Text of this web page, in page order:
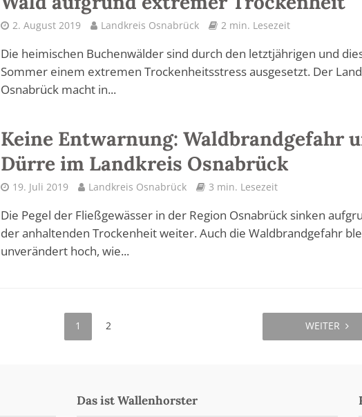
2. August 2019 Landkreis Osnabrück 2 min. Lesezeit
Die heimischen Buchenwälder sind durch den letztjährigen und
Sommer einem extremen Trockenheitsstress ausgesetzt. Der
Osnabrück macht in...
Keine Entwarnung: Waldbrandgefahr
Dürre im Landkreis Osnabrück
19. Juli 2019 Landkreis Osnabrück 3 min. Lesezeit
Die Pegel der Fließgewässer in der Region Osnabrück sinken
der anhaltenden Trockenheit weiter. Auch die Waldbrandgefahr
unverändert hoch, wie...
1 2 WEITER
Das ist Wallenhorster